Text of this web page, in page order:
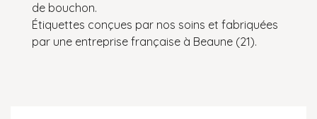
de bouchon.
Étiquettes conçues par nos soins et fabriquées
par une entreprise française à Beaune (21).